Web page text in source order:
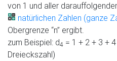
von 1 und aller
natürlichen Zahlen (ganze
Obergrenze “n” ergibt.
zum Beispiel: d4 = 1 + 2 + 3 +
Dreieckszahl)